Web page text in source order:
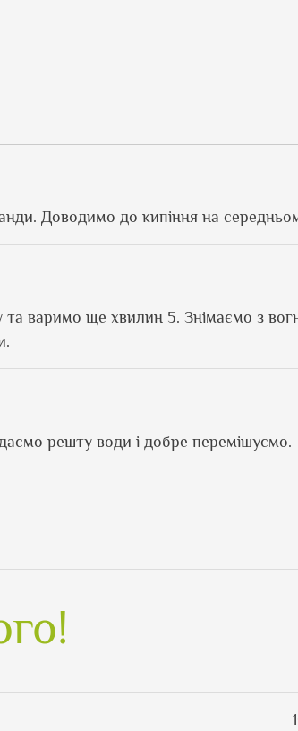
Доводимо до кипіння на
та варимо ще хвилин 5. Знімаємо з
решту води і добре перемішуємо.